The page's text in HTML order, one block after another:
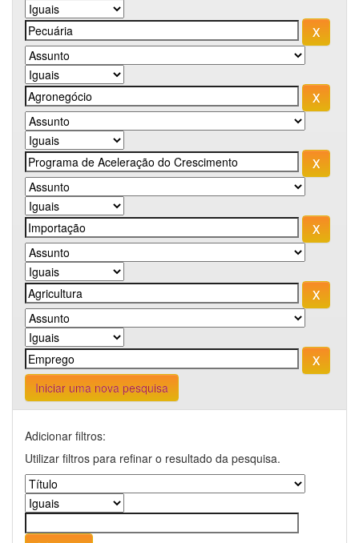
Iniciar uma nova pesquisa
Adicionar filtros:
Utilizar filtros para refinar o resultado da pesquisa.